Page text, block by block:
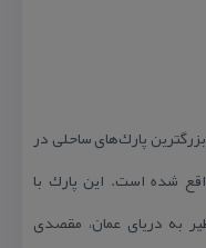
پارك‌های ساحلی در
شده است. این پارك با
به دریای عمان، مقصدی